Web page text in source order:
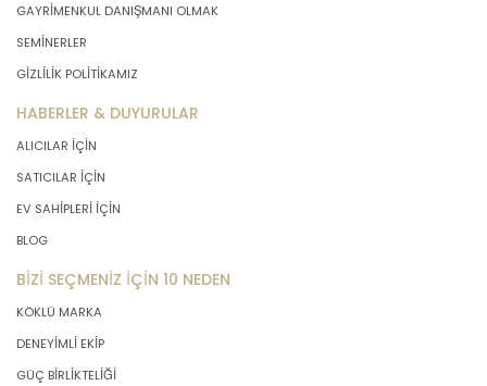
GAYRİMENKUL DANIŞMANI OLMAK
SEMİNERLER
GİZLİLİK POLİTİKAMIZ
HABERLER & DUYURULAR
ALICILAR İÇİN
SATICILAR İÇİN
EV SAHİPLERİ İÇİN
BLOG
BİZİ SEÇMENİZ İÇİN 10 NEDEN
KÖKLÜ MARKA
DENEYİMLİ EKİP
GÜÇ BİRLİKTELİĞİ